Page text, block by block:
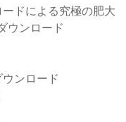
ドによる究極の肥大
ウンロード
ンロード